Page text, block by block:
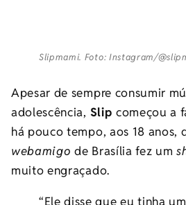
Slipmami. Foto: Instagram/
Apesar de sempre consumir
adolescência, Slip começou a
há pouco tempo, aos 18 anos,
webamigo de Brasília fez um
muito engraçado.
“Ele disse que eu tinha